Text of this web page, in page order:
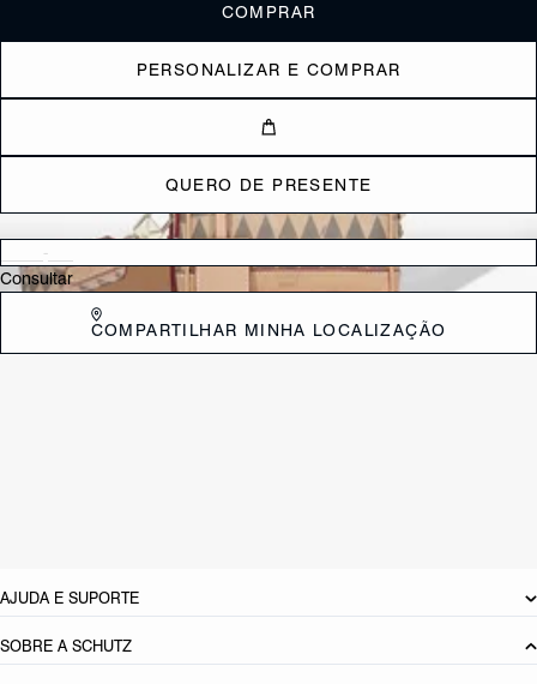
COMPRAR
PERSONALIZAR E COMPRAR
QUERO DE PRESENTE
Verificar disponibilidade nas lojas próximas a você
Consultar
COMPARTILHAR MINHA LOCALIZAÇÃO
AJUDA E SUPORTE
SOBRE A SCHUTZ